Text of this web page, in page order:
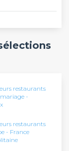
restaurants
-
restaurants
- France